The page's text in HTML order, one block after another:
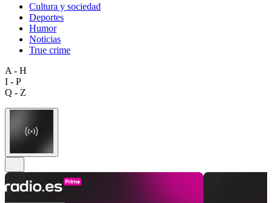
Cultura y sociedad
Deportes
Humor
Noticias
True crime
A - H
I - P
Q - Z